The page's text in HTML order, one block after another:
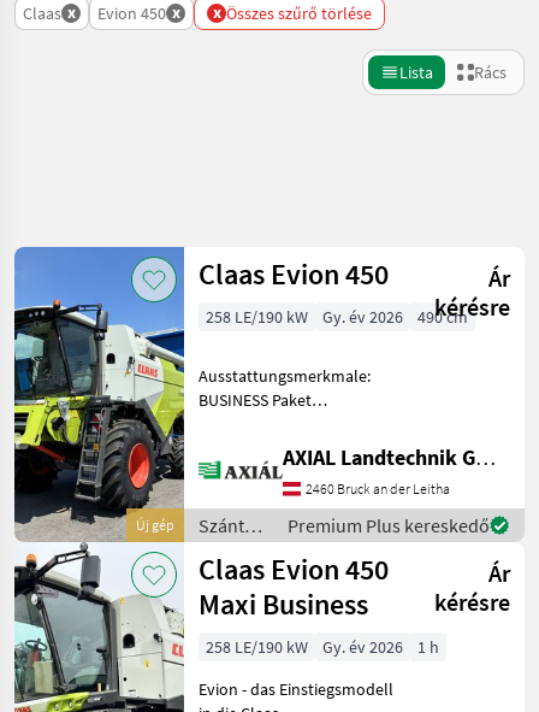
Claas x Evion 450 x x Összes szűrő törlése
Lista Rács
Kategória 5 Ország Szűrők
AKTUÁLIS
ÚTVONAL
Mezőgazdasági
gépek/eszközök
Szantofoeldi
Betakaritogepek
Arato
Cseplo
Gepek
Claas
450
KATEGÓRIA
KIVÁLASZTÁSA
Visszaállítás
megjelenítése
Új gép
Claas Evion 450
Ár
kérésre
258 LE/190 kW Gy. év 2026 490 cm
Ausstattungsmerkmale:
BUSINESS Paket
Schwadformer -
Standardverteiler CEMIS
700 Terminal Kamera -
Heck, Anzeige im Terminal
E-Kanal
AXIAL Landtechnik GmbH
2460 Bruck an der Leitha
Szántóföldi
betakarítógépek
/ Claas
Premium Plus kereskedő
Claas Evion 450
Maxi Business
Ár
kérésre
258 LE/190 kW Gy. év 2026
1 h
Evion - das Einstiegsmodell